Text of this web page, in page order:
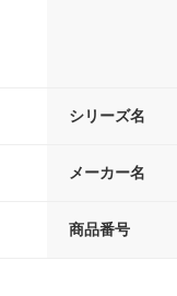
シリーズ名
メーカー名
商品番号